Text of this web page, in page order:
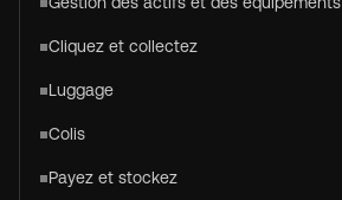
Cliquez et collectez
Luggage
Colis
Payez et stockez